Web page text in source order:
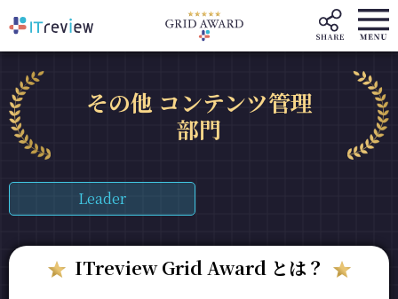
その他 コンテンツ管理
部門
Leader
ITreview Grid Award とは？